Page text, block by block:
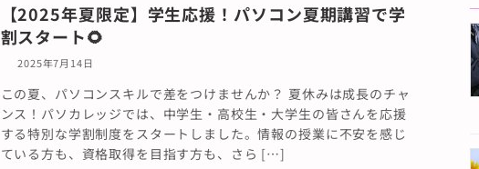
【2025年夏限定】学生応援！パソコン夏期講習で学
割スタート🌻
2025年7月14日
この夏、パソコンスキルで差をつけませんか？ 夏休みは成長のチャ
ンス！パソカレッジでは、中学生・高校生・大学生の皆さんを応援
する特別な学割制度をスタートしました。情報の授業に不安を感じ
ている方も、資格取得を目指す方も、さら […]